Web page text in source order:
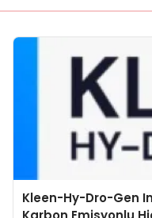
Kleen-Hy-Dro-Gen